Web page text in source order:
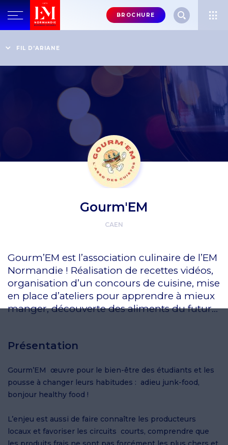
Menu
header-
BROCHURE
FIL D'ARIANE
Explorez la richesse de la vie associative
Gourm'EM
CAEN
Gourm’EM est l’association culinaire de l’EM
Normandie ! Réalisation de recettes vidéos,
organisation d’un concours de cuisine, mise
en place d’ateliers pour apprendre à mieux
manger, découverte des aliments du futur…
Présentation
Gourm’EM œuvre pour le bien-être des étudiants et les
pousse à changer leurs habitudes : adieu junk-food,
bonjour healthy food !
L’enjeu est aussi de faire connaître les producteurs
locaux et favoriser les circuits courts, comprendre que